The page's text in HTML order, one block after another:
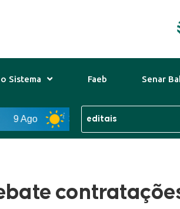
Sistema Faeb Senar
9 Ago 33°C 10 Ago